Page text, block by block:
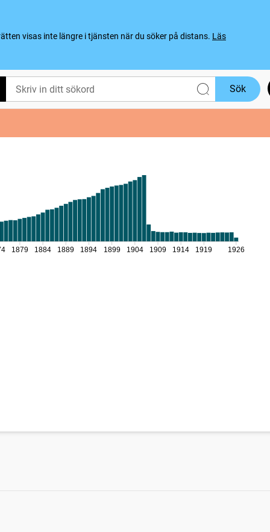
visas inte längre i tjänsten när du söker på distans. Läs
Sök
1879 1884 1889 1894 1899 1904 1909 1914 1919 1926